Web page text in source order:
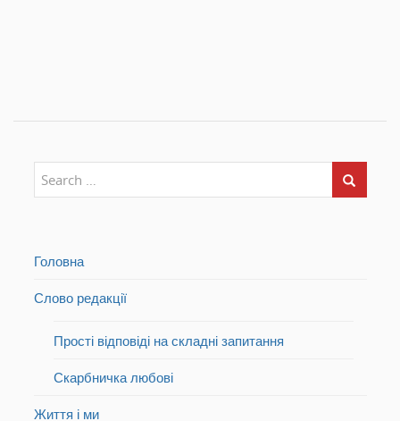
Головна
Слово редакції
Прості відповіді на складні запитання
Скарбничка любові
Життя і ми